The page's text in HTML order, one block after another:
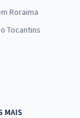
Roraima
Tocantins
MAIS